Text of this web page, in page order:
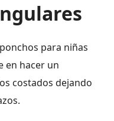
para niñas
en hacer un
costados dejando